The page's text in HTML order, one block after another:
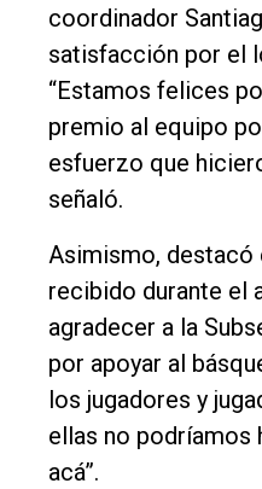
coordinador
satisfacción por el
“Estamos felices
premio al equipo
esfuerzo que
señaló.
Asimismo, destacó
recibido durante el
agradecer a la
por apoyar al
los jugadores y
ellas no podríamos
acá”.